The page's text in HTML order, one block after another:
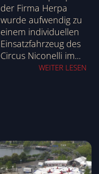
der Firma Herpa
wurde aufwendig zu
einem individuellen
Einsatzfahrzeug des
Circus Niconelli im...
WEITER LESEN